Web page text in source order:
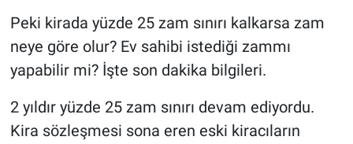
Peki kirada yüzde 25 zam sınırı kalkarsa zam
neye göre olur? Ev sahibi istediği zammı
yapabilir mi? İşte son dakika bilgileri.
2 yıldır yüzde 25 zam sınırı devam ediyordu.
Kira sözleşmesi sona eren eski kiracıların